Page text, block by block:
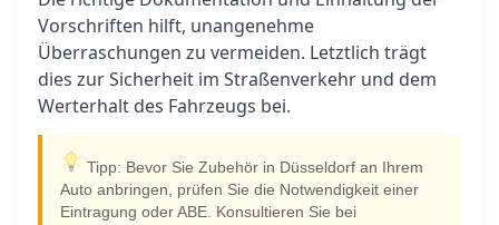
Vorschriften hilft, unangenehme
Überraschungen zu vermeiden. Letztlich trägt
dies zur Sicherheit im Straßenverkehr und dem
Werterhalt des Fahrzeugs bei.
Tipp: Bevor Sie Zubehör in Düsseldorf an Ihrem
Auto anbringen, prüfen Sie die Notwendigkeit einer
Eintragung oder ABE. Konsultieren Sie bei